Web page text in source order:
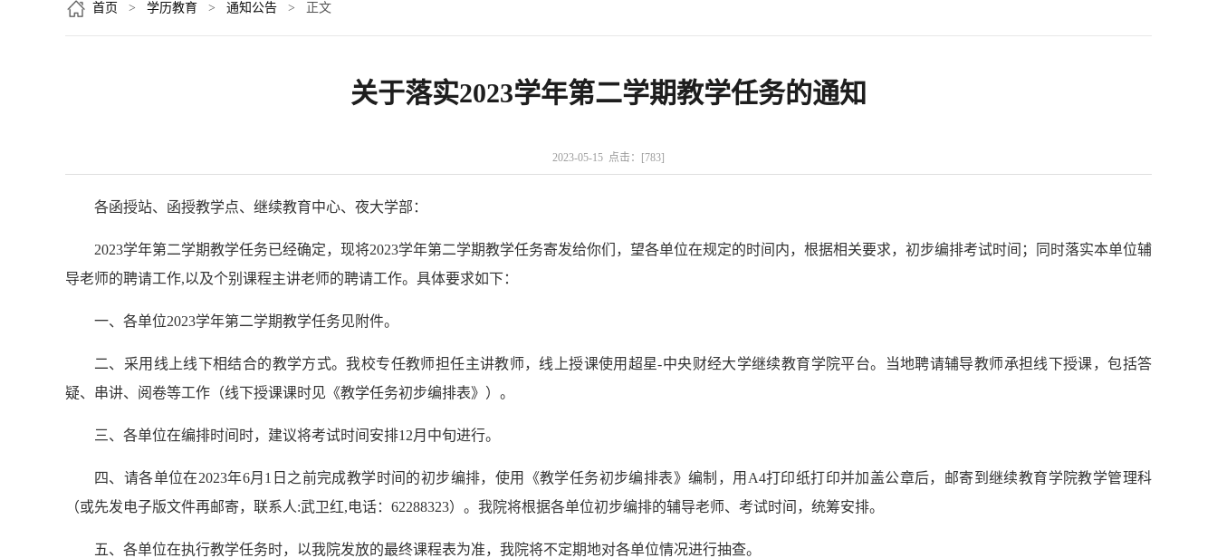
首页 > 学历教育 > 通知公告 > 正文
关于落实2023学年第二学期教学任务的通知
2023-05-15 点击：[783]
各函授站、函授教学点、继续教育中心、夜大学部：
2023学年第二学期教学任务已经确定，现将2023学年第二学期教学任务寄发给你们，望各单位在规定的时间内，根据相关要求，初步编排考试时间；同时落实本单位辅
导老师的聘请工作,以及个别课程主讲老师的聘请工作。具体要求如下：
一、各单位2023学年第二学期教学任务见附件。
二、采用线上线下相结合的教学方式。我校专任教师担任主讲教师，线上授课使用超星-中央财经大学继续教育学院平台。当地聘请辅导教师承担线下授课，包括答
疑、串讲、阅卷等工作（线下授课课时见《教学任务初步编排表》）。
三、各单位在编排时间时，建议将考试时间安排12月中旬进行。
四、请各单位在2023年6月1日之前完成教学时间的初步编排，使用《教学任务初步编排表》编制，用A4打印纸打印并加盖公章后，邮寄到继续教育学院教学管理科
（或先发电子版文件再邮寄，联系人:武卫红,电话：62288323）。我院将根据各单位初步编排的辅导老师、考试时间，统筹安排。
五、各单位在执行教学任务时，以我院发放的最终课程表为准，我院将不定期地对各单位情况进行抽查。